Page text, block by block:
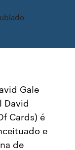
Gale
David
Cards) é
e
de